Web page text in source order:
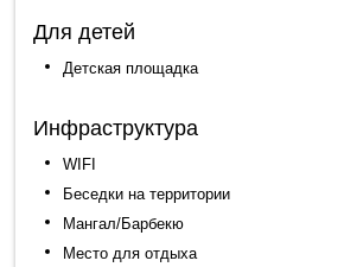
Для детей
Детская площадка
Инфраструктура
WIFI
Беседки на территории
Мангал/Барбекю
Место для отдыха